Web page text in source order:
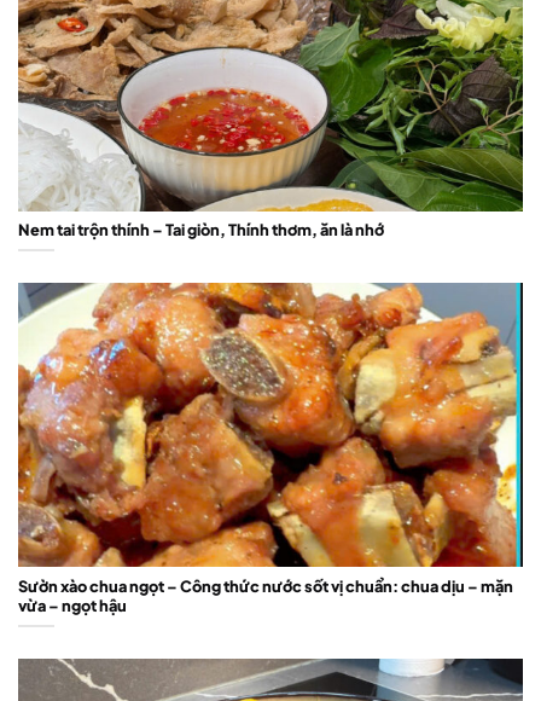
Nem tai trộn thính – Tai giòn, Thính thơm, ăn là nhớ
Sườn xào chua ngọt – Công thức nước sốt vị chuẩn: chua dịu – mặn
vừa – ngọt hậu